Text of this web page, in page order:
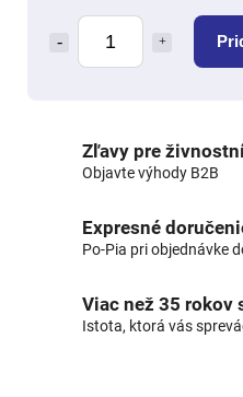
Zľavy pre
Objavte výhody B2B
Expresné
Po-Pia pri objednávke
Viac než 35 rokov
Istota, ktorá vás